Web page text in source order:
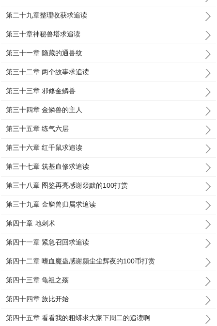
第二十九章整理收获求追读
第三十章神秘兽塔求追读
第三十一章 隐藏的通兽纹
第三十二章 两个故事求追读
第三十三章 邪修金鳞兽
第三十四章 金鳞兽的主人
第三十五章 练气六层
第三十六章 红千鼠求追读
第三十七章 筑基血修求追读
第三十八章 图鉴再亮感谢燚默的100打赏
第三十九章 金鳞兽归属求追读
第四十章 地刺术
第四十一章 紧急召回求追读
第四十二章 嗜血魔蛊感谢颜尘尘辉夜的100币打赏
第四十三章 龟祖之殇
第四十四章 族比开始
第四十五章 看看我的粗蟒求大家下周二的追读啊